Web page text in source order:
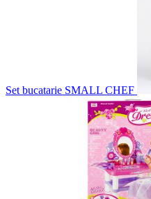
Set bucatarie SMALL CHEF